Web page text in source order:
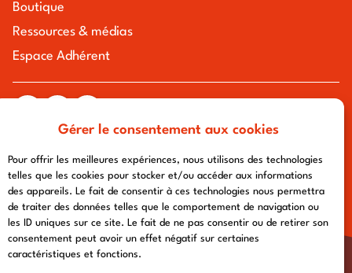
Gérer le consentement aux cookies
Pour offrir les meilleures expériences, nous utilisons des technologies
telles que les cookies pour stocker et/ou accéder aux informations
des appareils. Le fait de consentir à ces technologies nous permettra
de traiter des données telles que le comportement de navigation ou
les ID uniques sur ce site. Le fait de ne pas consentir ou de retirer son
consentement peut avoir un effet négatif sur certaines
caractéristiques et fonctions.
Boutique
Ressources & médias
Espace Adhérent
tous droits réservés à l'association chemin urbain v
afa-multimedia.com